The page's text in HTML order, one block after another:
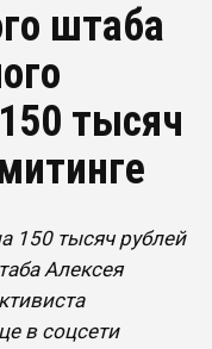
штаба
тысяч
150 тысяч рублей
Алексея
в соцсети